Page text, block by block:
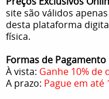
site são válidos
desta plataforma
física.
Formas de Pagamento
À vista: Ganhe 10% de
A prazo: Pague em até